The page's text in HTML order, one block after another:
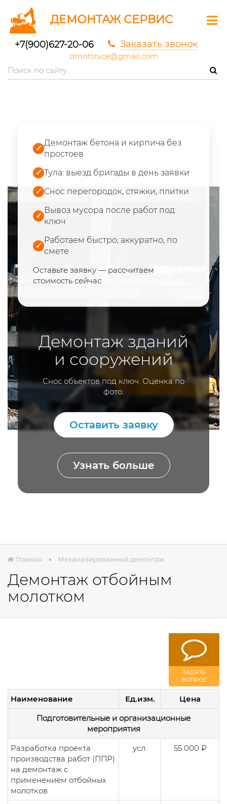
ДЕМОНТАЖ СЕРВИС
+7(900)627-20-06
dmntsrvce@gmail.com
Заказать звонок
✓
Демонтаж бетона и кирпича без
простоев
✓ Тула: выезд бригады в день заявки
✓ Снос перегородок, стяжки, плитки
✓
Вывоз мусора после работ под
ключ
✓
Работаем быстро, аккуратно, по
смете
Оставьте заявку — рассчитаем
стоимость сейчас
Демонтаж зданий
и сооружений
Снос объектов под ключ. Оценка по
фото.
Оставить заявку
Узнать больше
Главная Механизированный демонтаж
Демонтаж отбойным
молотком
ЗАДАТЬ
ВОПРОС
Наименование Ед.изм.
Цена
Подготовительные и организационные
мероприятия
Разработка проекта
производства работ (ППР)
на демонтаж с
применением отбойных
молотков
усл. 55 000 ₽